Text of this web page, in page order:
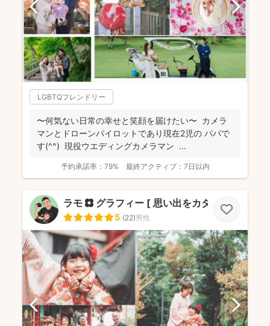
LGBTQフレンドリー
〜何気ない日常の幸せと笑顔を届けたい〜 カメラ
マンとドローンパイロットであり現在2児の パパで
す(^^) 現役ウエディングカメラマン ...
予約承諾率： 79% 最終アクティブ： 7日以内
ラモ ✿ グラフィー [ 思い出をカタチに ]
5 (22)男性